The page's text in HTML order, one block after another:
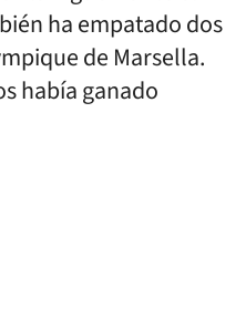
ha empatado dos
de Marsella.
había ganado